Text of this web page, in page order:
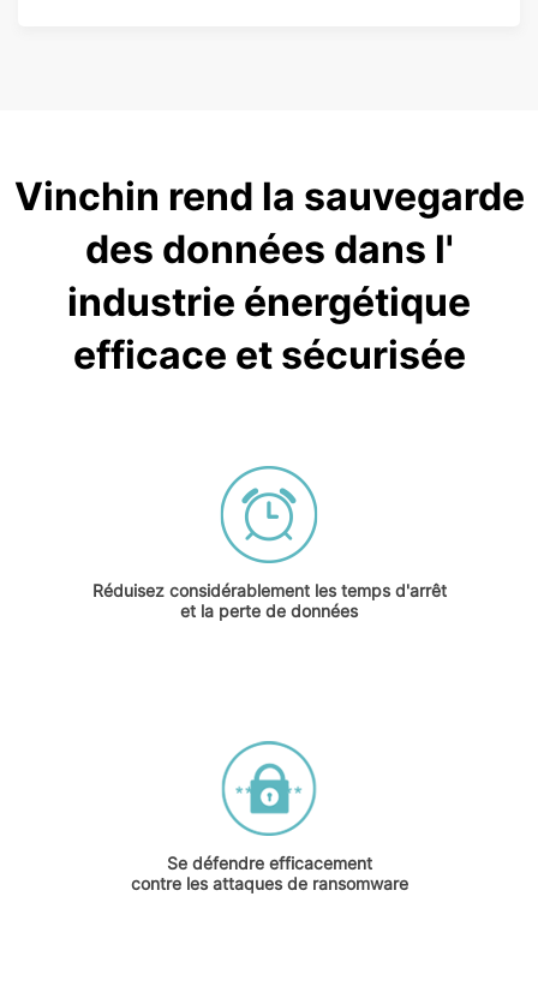
Vinchin rend la sauvegarde
des données dans l'
industrie énergétique
efficace et sécurisée
Réduisez considérablement les temps d'arrêt
et la perte de données
Se défendre efficacement
contre les attaques de ransomware